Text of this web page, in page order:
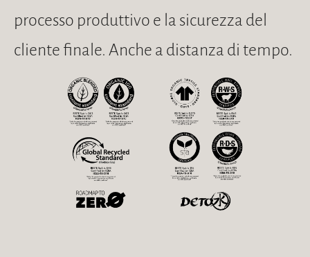
processo produttivo e la sicurezza del
cliente finale. Anche a distanza di tempo.